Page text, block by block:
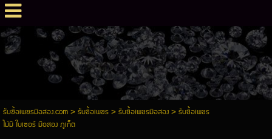
รับซื้อเพชรมือสอง.com> รับซื้อเพชร> รับซื้อเพชรมือสอง> รับซื้อเพชร
ไม่มี ใบเซอร์ มือสอง ภูเก็ต